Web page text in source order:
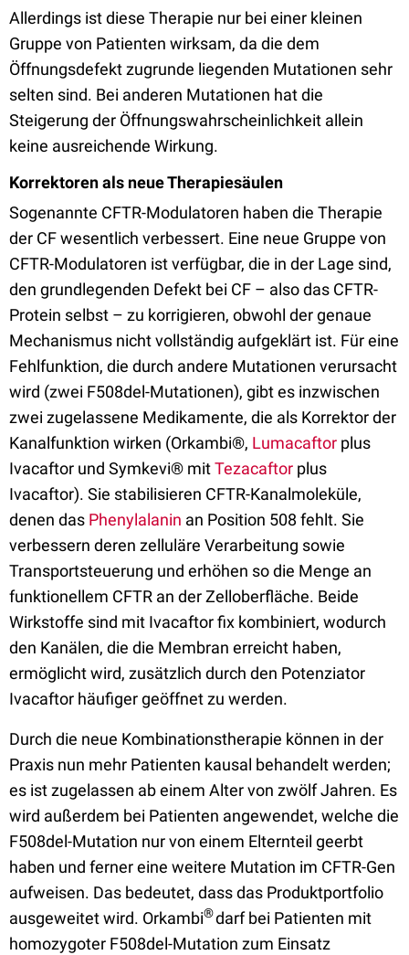
Allerdings ist diese Therapie nur bei einer kleinen
Gruppe von Patienten wirksam, da die dem
Öffnungsdefekt zugrunde liegenden Mutationen sehr
selten sind. Bei anderen Mutationen hat die
Steigerung der Öffnungswahrscheinlichkeit allein
keine ausreichende Wirkung.
Korrektoren als neue Therapiesäulen
Sogenannte CFTR-Modulatoren haben die Therapie
der CF wesentlich verbessert. Eine neue Gruppe von
CFTR-Modulatoren ist verfügbar, die in der Lage sind,
den grundlegenden Defekt bei CF – also das CFTR-
Protein selbst – zu korrigieren, obwohl der genaue
Mechanismus nicht vollständig aufgeklärt ist. Für eine
Fehlfunktion, die durch andere Mutationen verursacht
wird (zwei F508del-Mutationen), gibt es inzwischen
zwei zugelassene Medikamente, die als Korrektor der
Kanalfunktion wirken (Orkambi®, Lumacaftor plus
Ivacaftor und Symkevi® mitTezacaftor plus
Ivacaftor). Sie stabilisieren CFTR-Kanalmoleküle,
denen das Phenylalanin an Position 508 fehlt. Sie
verbessern deren zelluläre Verarbeitung sowie
Transportsteuerung und erhöhen so die Menge an
funktionellem CFTR an der Zelloberfläche. Beide
Wirkstoffe sind mit Ivacaftor fix kombiniert, wodurch
den Kanälen, die die Membran erreicht haben,
ermöglicht wird, zusätzlich durch den Potenziator
Ivacaftor häufiger geöffnet zu werden.
Durch die neue Kombinationstherapie können in der
Praxis nun mehr Patienten kausal behandelt werden;
es ist zugelassen ab einem Alter von zwölf Jahren. Es
wird außerdem bei Patienten angewendet, welche die
F508del-Mutation nur von einem Elternteil geerbt
haben und ferner eine weitere Mutation im CFTR-Gen
aufweisen. Das bedeutet, dass das Produktportfolio
ausgeweitet wird. Orkambi®darf bei Patienten mit
homozygoter F508del-Mutation zum Einsatz